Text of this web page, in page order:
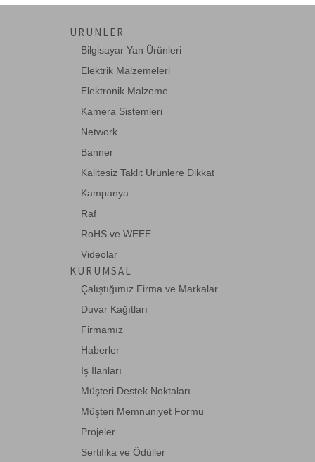
ÜRÜNLER
Bilgisayar Yan Ürünleri
Elektrik Malzemeleri
Elektronik Malzeme
Kamera Sistemleri
Network
Banner
Kalitesiz Taklit Ürünlere Dikkat
Kampanya
Raf
RoHS ve WEEE
Videolar
KURUMSAL
Çalıştığımız Firma ve Markalar
Duvar Kağıtları
Firmamız
Haberler
İş İlanları
Müşteri Destek Noktaları
Müşteri Memnuniyet Formu
Projeler
Sertifika ve Ödüller